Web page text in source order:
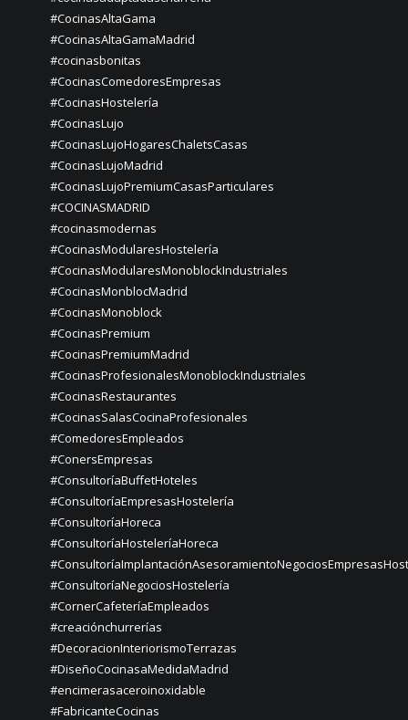
#CocinasAltaGama
#CocinasAltaGamaMadrid
#cocinasbonitas
#CocinasComedoresEmpresas
#CocinasHostelería
#CocinasLujo
#CocinasLujoHogaresChaletsCasas
#CocinasLujoMadrid
#CocinasLujoPremiumCasasParticulares
#COCINASMADRID
#cocinasmodernas
#CocinasModularesHostelería
#CocinasModularesMonoblockIndustriales
#CocinasMonblocMadrid
#CocinasMonoblock
#CocinasPremium
#CocinasPremiumMadrid
#CocinasProfesionalesMonoblockIndustriales
#CocinasRestaurantes
#CocinasSalasCocinaProfesionales
#ComedoresEmpleados
#ConersEmpresas
#ConsultoríaBuffetHoteles
#ConsultoríaEmpresasHostelería
#ConsultoríaHoreca
#ConsultoríaHosteleríaHoreca
#ConsultoríaNegociosHostelería
#CornerCafeteríaEmpleados
#creaciónchurrerías
#DecoracionInteriorismoTerrazas
#DiseñoCocinasaMedidaMadrid
#encimerasaceroinoxidable
#FabricanteCocinas